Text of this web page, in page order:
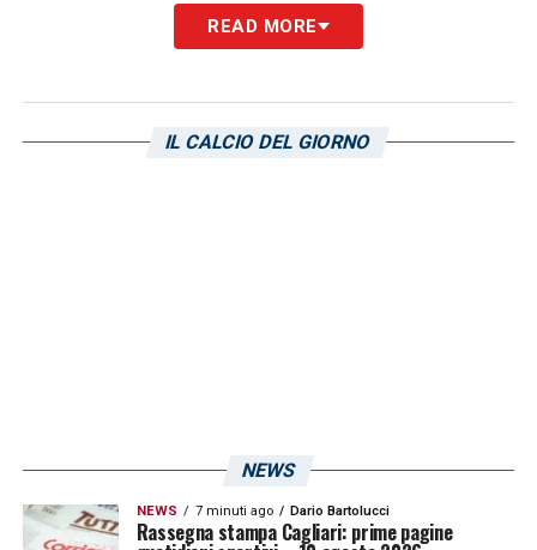
VAR: MANGANIELLO
READ MORE
IL CALCIO DEL GIORNO
NEWS
NEWS 7 minuti ago Dario Bartolucci
Rassegna stampa Cagliari: prime pagine